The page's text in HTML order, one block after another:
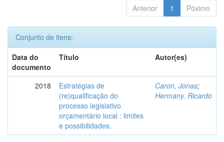
Anterior 1 Póximo
Conjunto de itens:
Data do
documento
Título Autor(es)
2018
Estratégias de
(re)qualificação do
processo legislativo
orçamentário local : limites
e possibilidades.
Caron, Jonas;
Hermany, Ricardo